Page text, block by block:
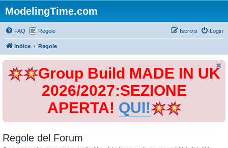
ModelingTime.com
FAQ Regole Login
Iscriviti
Indice Regole
Group Build MADE IN UK
2026/2027:SEZIONE
APERTA! QUI!
Regole del Forum